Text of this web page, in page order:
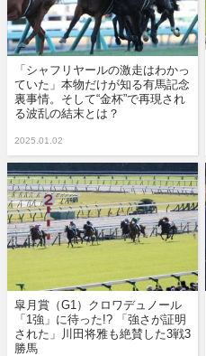
「シャフリヤールの激走はわかっ
ていた」本物だけが知る有馬記念
裏事情。そして“金杯”で再現され
る波乱の結末とは？
2025.01.02
皐月賞（G1）クロワデュノール
「1強」に待った!? 「強さが証明
された」川田将雅も絶賛した3戦3
勝馬